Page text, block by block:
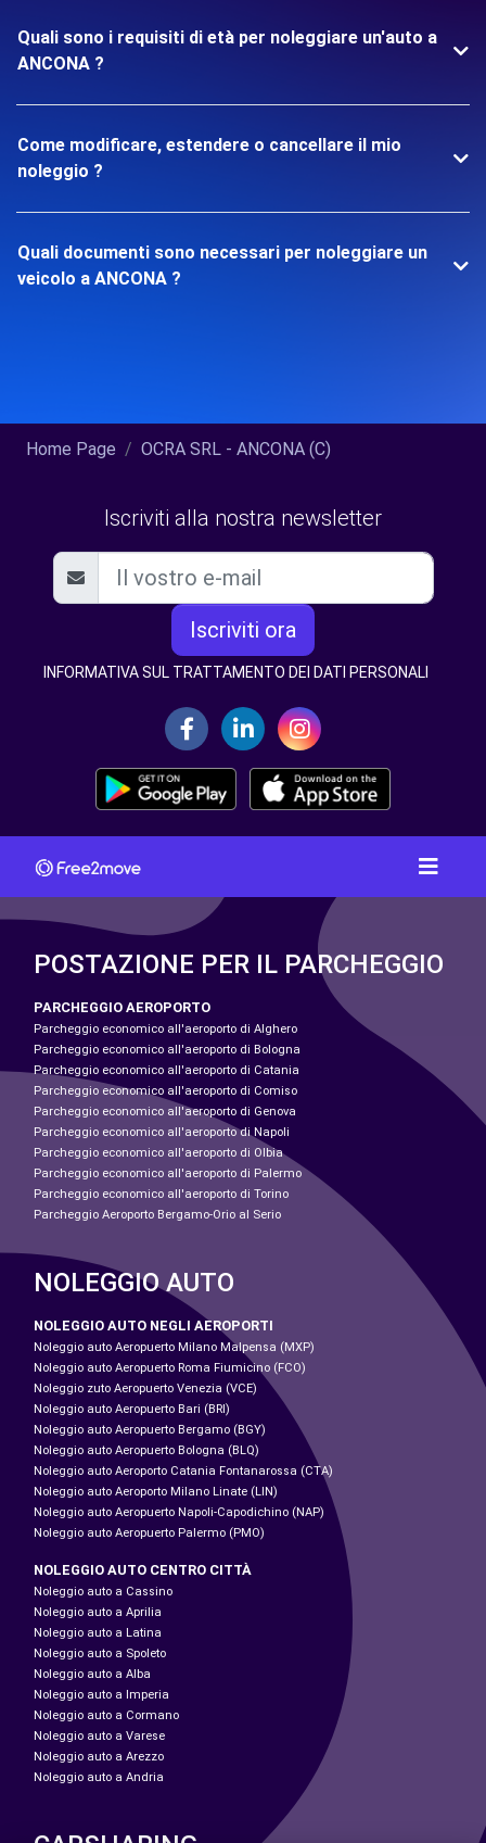
Quali sono i requisiti di età per noleggiare un'auto a
ANCONA ?
Come modificare, estendere o cancellare il mio
noleggio ?
Quali documenti sono necessari per noleggiare un
veicolo a ANCONA ?
Home Page OCRA SRL - ANCONA (C)
Iscriviti alla nostra newsletter
Iscriviti ora
INFORMATIVA SUL TRATTAMENTO DEI DATI PERSONALI
POSTAZIONE PER IL PARCHEGGIO
PARCHEGGIO AEROPORTO
Parcheggio economico all'aeroporto di Alghero
Parcheggio economico all'aeroporto di Bologna
Parcheggio economico all'aeroporto di Catania
Parcheggio economico all'aeroporto di Comiso
Parcheggio economico all'aeroporto di Genova
Parcheggio economico all'aeroporto di Napoli
Parcheggio economico all'aeroporto di Olbia
Parcheggio economico all'aeroporto di Palermo
Parcheggio economico all'aeroporto di Torino
Parcheggio Aeroporto Bergamo-Orio al Serio
NOLEGGIO AUTO
NOLEGGIO AUTO NEGLI AEROPORTI
Noleggio auto Aeropuerto Milano Malpensa (MXP)
Noleggio auto Aeropuerto Roma Fiumicino (FCO)
Noleggio zuto Aeropuerto Venezia (VCE)
Noleggio auto Aeropuerto Bari (BRI)
Noleggio auto Aeropuerto Bergamo (BGY)
Noleggio auto Aeropuerto Bologna (BLQ)
Noleggio auto Aeroporto Catania Fontanarossa (CTA)
Noleggio auto Aeroporto Milano Linate (LIN)
Noleggio auto Aeropuerto Napoli-Capodichino (NAP)
Noleggio auto Aeropuerto Palermo (PMO)
NOLEGGIO AUTO CENTRO CITTÀ
Noleggio auto a Cassino
Noleggio auto a Aprilia
Noleggio auto a Latina
Noleggio auto a Spoleto
Noleggio auto a Alba
Noleggio auto a Imperia
Noleggio auto a Cormano
Noleggio auto a Varese
Noleggio auto a Arezzo
Noleggio auto a Andria